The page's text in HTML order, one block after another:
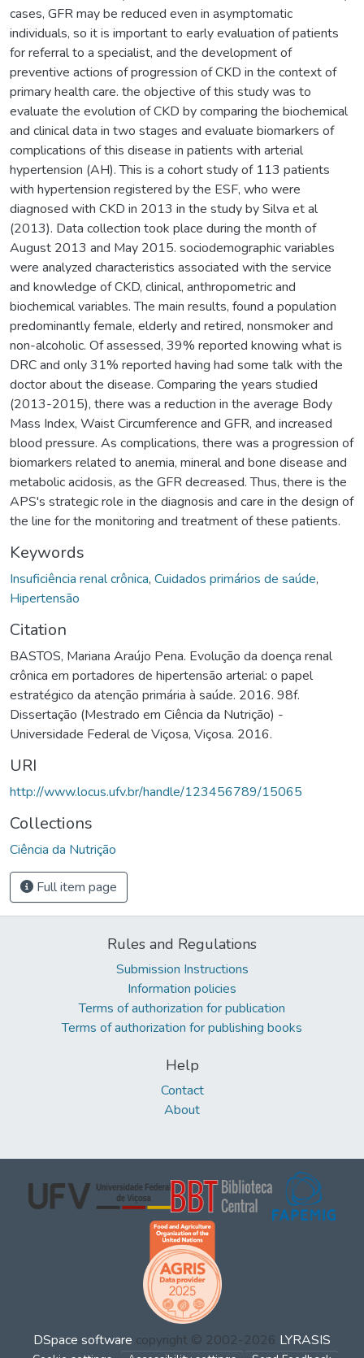
cases, GFR may be reduced even in asymptomatic
individuals, so it is important to early evaluation of patients
for referral to a specialist, and the development of
preventive actions of progression of CKD in the context of
primary health care. the objective of this study was to
evaluate the evolution of CKD by comparing the biochemical
and clinical data in two stages and evaluate biomarkers of
complications of this disease in patients with arterial
hypertension (AH). This is a cohort study of 113 patients
with hypertension registered by the ESF, who were
diagnosed with CKD in 2013 in the study by Silva et al
(2013). Data collection took place during the month of
August 2013 and May 2015. sociodemographic variables
were analyzed characteristics associated with the service
and knowledge of CKD, clinical, anthropometric and
biochemical variables. The main results, found a population
predominantly female, elderly and retired, nonsmoker and
non-alcoholic. Of assessed, 39% reported knowing what is
DRC and only 31% reported having had some talk with the
doctor about the disease. Comparing the years studied
(2013-2015), there was a reduction in the average Body
Mass Index, Waist Circumference and GFR, and increased
blood pressure. As complications, there was a progression of
biomarkers related to anemia, mineral and bone disease and
metabolic acidosis, as the GFR decreased. Thus, there is the
APS's strategic role in the diagnosis and care in the design of
the line for the monitoring and treatment of these patients.
Keywords
Insuficiência renal crônica, Cuidados primários de saúde,
Hipertensão
Citation
BASTOS, Mariana Araújo Pena. Evolução da doença renal
crônica em portadores de hipertensão arterial: o papel
estratégico da atenção primária à saúde. 2016. 98f.
Dissertação (Mestrado em Ciência da Nutrição) -
Universidade Federal de Viçosa, Viçosa. 2016.
URI
http://www.locus.ufv.br/handle/123456789/15065
Collections
Ciência da Nutrição
Full item page
Rules and Regulations
Submission Instructions
Information policies
Terms of authorization for publication
Terms of authorization for publishing books
Help
Contact
About
DSpace software copyright © 2002-2026 LYRASIS